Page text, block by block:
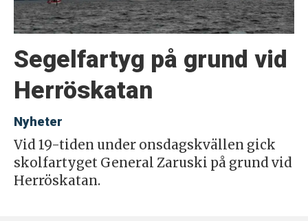
Segelfartyg på grund vid
Herröskatan
Nyheter
Vid 19-tiden under onsdagskvällen gick
skolfartyget General Zaruski på grund vid
Herröskatan.